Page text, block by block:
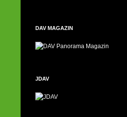
DAV MAGAZIN
JDAV